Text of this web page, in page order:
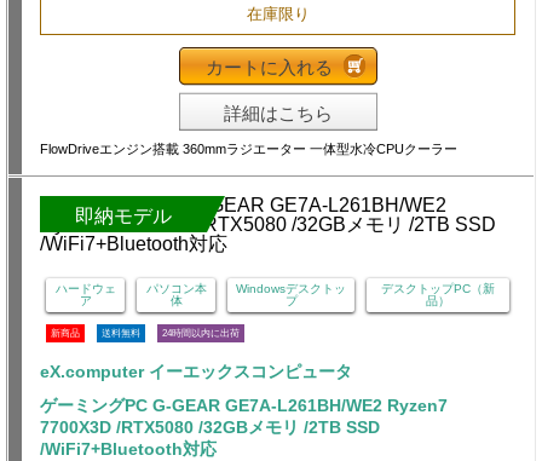
在庫限り
カートに入れる
詳細はこちら
FlowDriveエンジン搭載 360mmラジエーター 一体型水冷CPUクーラー
即納モデル
ハードウェ
ア
パソコン本
体
Windowsデスクトッ
プ
デスクトップPC（新
品）
新商品 送料無料 24時間以内に出荷
eX.computer イーエックスコンピュータ
ゲーミングPC G-GEAR GE7A-L261BH/WE2 Ryzen7
7700X3D /RTX5080 /32GBメモリ /2TB SSD
/WiFi7+Bluetooth対応